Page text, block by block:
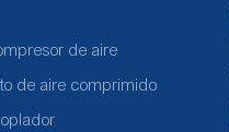
de aire
de aire comprimido